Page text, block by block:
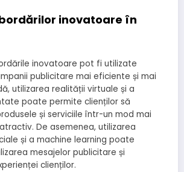
inovatoare în
inovatoare pot fi utilizate
publicitare mai eficiente și mai
utilizarea realității virtuale și a
poate permite clienților să
și serviciile într-un mod mai
De asemenea, utilizarea
și a machine learning poate
mesajelor publicitare și
clienților.